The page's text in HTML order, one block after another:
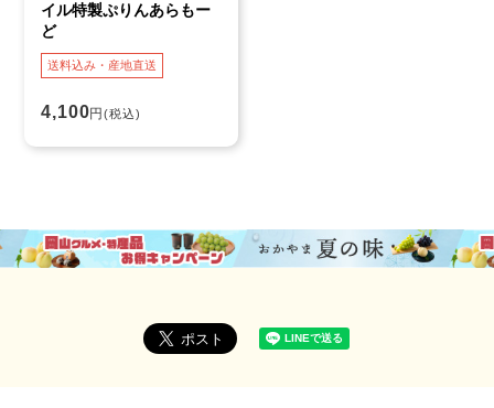
イル特製ぷりんあらもー
ど
送料込み・産地直送
4,100円(税込)